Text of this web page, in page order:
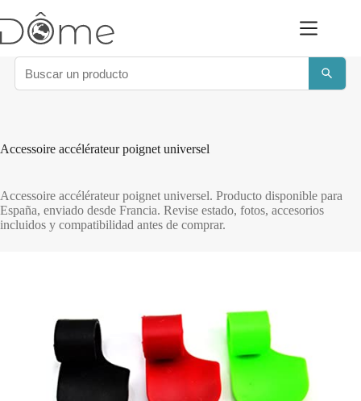
al
contenido
Accessoire accélérateur poignet universel
Accessoire accélérateur poignet universel. Producto disponible para
España, enviado desde Francia. Revise estado, fotos, accesorios
incluidos y compatibilidad antes de comprar.